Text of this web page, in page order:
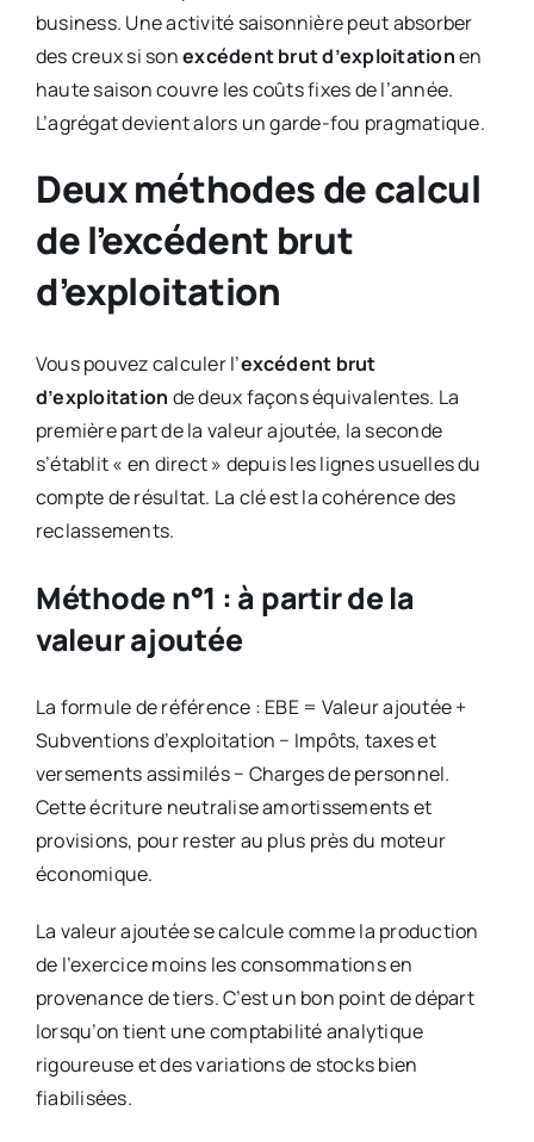
business. Une activité saisonnière peut absorber
des creux si sonexcédent brut d’exploitationen
haute saison couvre les coûts fixes de l’année.
L’agrégat devient alors un garde-fou pragmatique.
Deux méthodes de calcul
de l’excédent brut
d’exploitation
Vous pouvez calculer l’excédent brut
d’exploitation de deux façons équivalentes. La
première part de la valeur ajoutée, la seconde
s’établit « en direct » depuis les lignes usuelles du
compte de résultat. La clé est la cohérence des
reclassements.
Méthode n°1 : à partir de la
valeur ajoutée
La formule de référence : EBE = Valeur ajoutée +
Subventions d’exploitation − Impôts, taxes et
versements assimilés − Charges de personnel.
Cette écriture neutralise amortissements et
provisions, pour rester au plus près du moteur
économique.
La valeur ajoutée se calcule comme la production
de l’exercice moins les consommations en
provenance de tiers. C’est un bon point de départ
lorsqu’on tient une comptabilité analytique
rigoureuse et des variations de stocks bien
fiabilisées.